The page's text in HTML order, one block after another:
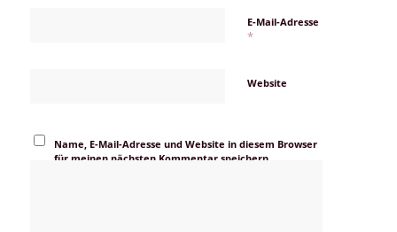
E-Mail-Adresse
*
Website
Name, E-Mail-Adresse und Website in diesem Browser
für meinen nächsten Kommentar speichern.